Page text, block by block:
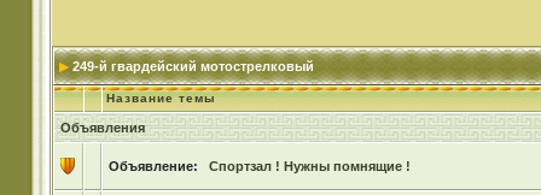
249-й гвардейский мотострелковый
Название темы
Объявления
Объявление: Спортзал ! Нужны помнящие !